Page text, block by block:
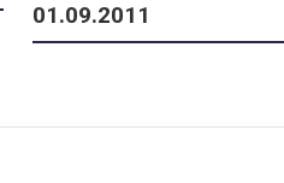
01.09.2011